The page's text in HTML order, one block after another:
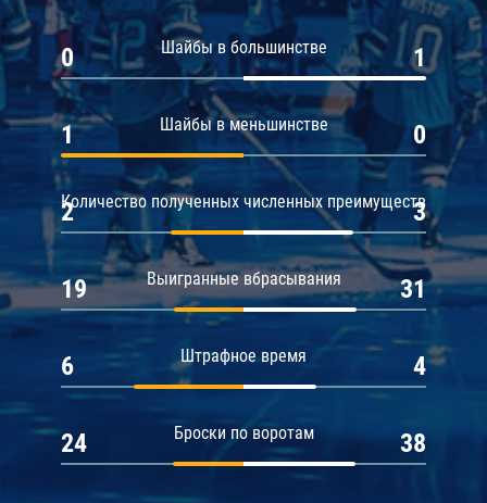
Шайбы в большинстве
0 1
Шайбы в меньшинстве
1 0
Количество полученных численных преимуществ
2 3
Выигранные вбрасывания
19 31
Штрафное время
6 4
Броски по воротам
24 38